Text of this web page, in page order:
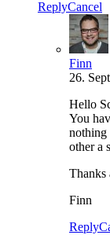
ReplyCancel
Finn
26.
Hello
You
nothing
other a
Finn
Reply